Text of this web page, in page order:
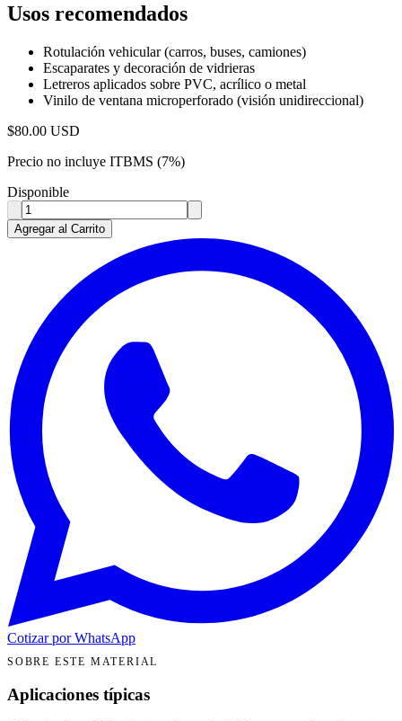
Usos recomendados
Rotulación vehicular (carros, buses, camiones)
Escaparates y decoración de vidrieras
Letreros aplicados sobre PVC, acrílico o metal
Vinilo de ventana microperforado (visión unidireccional)
$80.00 USD
Precio no incluye ITBMS (7%)
Disponible
Agregar al Carrito
Cotizar por WhatsApp
SOBRE ESTE MATERIAL
Aplicaciones típicas